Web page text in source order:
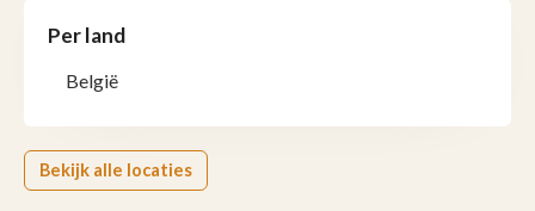
Per land
België
Bekijk alle locaties